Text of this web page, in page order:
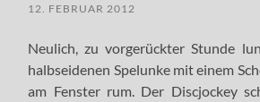
12. FEBRUAR 2012
Neulich, zu vorgerückter Stunde
halbseidenen Spelunke mit einem
am Fenster rum. Der Discjockey